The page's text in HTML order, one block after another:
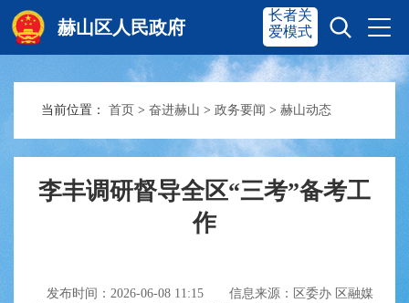
赫山区人民政府
赫山首页 奋进赫山
政务要闻 多彩资湘
长者关
爱模式
当前位置： 首页 > 奋进赫山 > 政务要闻 > 赫山动态
李丰调研督导全区“三考”备考工
作
发布时间：2026-06-08 11:15
信息来源：区委办 区融媒